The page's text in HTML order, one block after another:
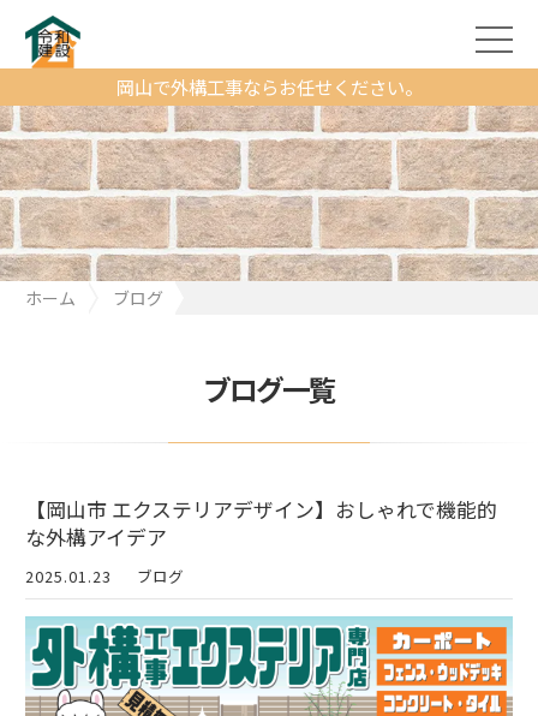
岡山で外構工事ならお任せください。
ホーム
ブログ
ブログ一覧
【岡山市 エクステリアデザイン】おしゃれで機能的
な外構アイデア
2025.01.23 ブログ